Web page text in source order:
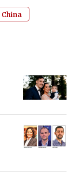
China